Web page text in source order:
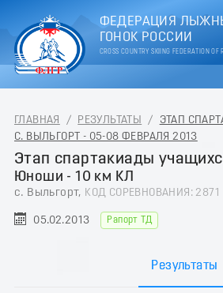
ФЕДЕРАЦИЯ
ГОНОК РОССИИ
CROSS COUNTRY SKIING FEDERATION OF
ГЛАВНАЯ / РЕЗУЛЬТАТЫ /
ЭТАП
С. ВЫЛЬГОРТ - 05-08 ФЕВРАЛЯ 2013
Этап спартакиады
Юноши - 10 км КЛ
с. Выльгорт, КОД СОРЕВНОВАНИЯ: 2871
05.02.2013 Рапорт ТД
Результаты